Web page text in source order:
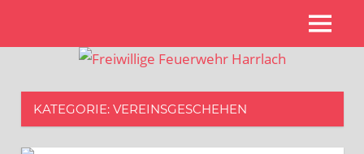
Freiwillige
Harrlach
MENÜ
KATEGORIE: VEREINSGESCHEHEN